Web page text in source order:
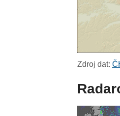
Zdroj dat: